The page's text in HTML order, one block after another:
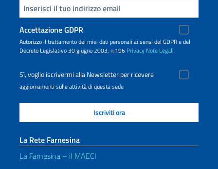
Inserisci la tua email
Accettazione GDPR
Autorizzo il trattamento dei miei dati personali ai sensi del GDPR e del
Decreto Legislativo 30 giugno 2003, n.196 Privacy Note Legali
Sì, voglio iscrivermi alla Newsletter per ricevere
aggiornamenti sulle attività di questa sede
La Rete Farnesina
La Farnesina – il MAECI